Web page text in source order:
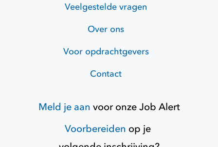
Veelgestelde vragen
Over ons
Voor opdrachtgevers
Contact
Meld je aan voor onzeJob Alert
Voorbereiden op je